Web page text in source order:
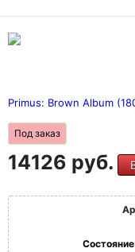
Primus: Brown Album
Под заказ
14126 руб.